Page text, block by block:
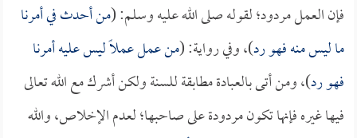
فإن العمل مردود؛ لقوله صلى الله عليه وسلم: (من أحدث في أمرنا
ما ليس منه فهو رد)، وفي رواية: (من عمل عملاً ليس عليه أمرنا
فهو رد)، ومن أتى بالعبادة مطابقة للسنة ولكن أشرك مع الله تعالى
فيها غيره فإنها تكون مردودة على صاحبها؛ لعدم الإخلاص، والله